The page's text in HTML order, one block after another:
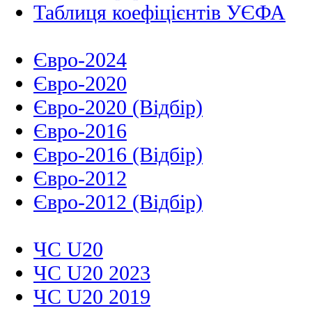
Таблиця коефіцієнтів УЄФА
Євро-2024
Євро-2020
Євро-2020 (Відбір)
Євро-2016
Євро-2016 (Відбір)
Євро-2012
Євро-2012 (Відбір)
ЧС U20
ЧС U20 2023
ЧС U20 2019